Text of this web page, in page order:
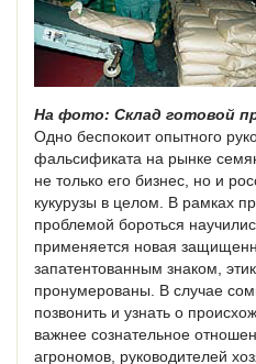
На фото: Склад готовой
Одно беспокоит опытного
фальсификата на рынке
не только его бизнес, но и
кукурузы в целом. В рамках
проблемой бороться
применяется новая
запатентованным знаком,
пронумерованы. В случае
позвонить и узнать о
важнее сознательное
агрономов, руководителей